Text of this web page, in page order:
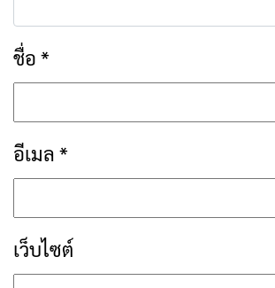
ชื่อ *
อีเมล *
เว็บไซต์